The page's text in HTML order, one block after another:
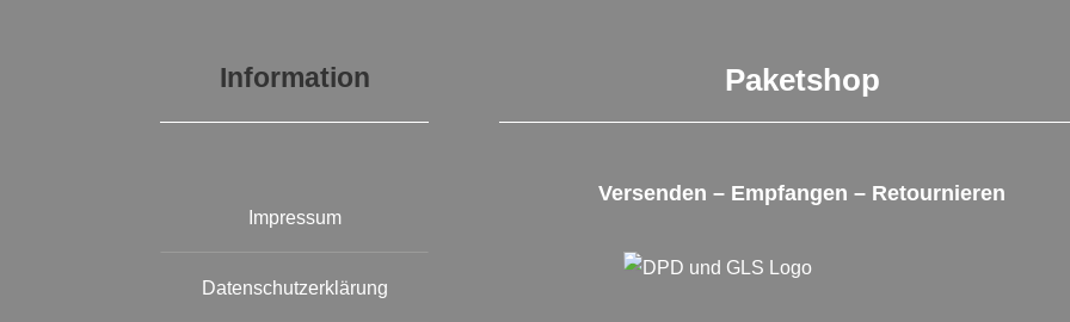
Information
Impressum
Datenschutzerklärung
Paketshop
Versenden – Empfangen – Retournieren